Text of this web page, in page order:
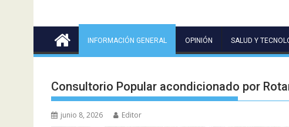
INFORMACIÓN GENERAL OPINIÓN SALUD Y
Consultorio Popular acondicionado por
junio 8, 2026 Editor